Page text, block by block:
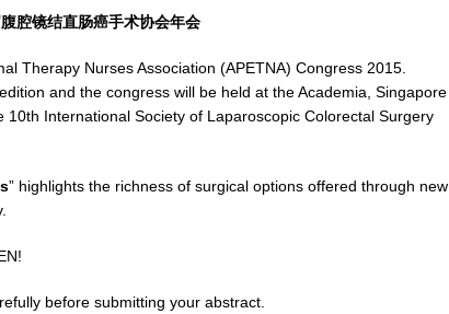
腔镜结直肠癌手术协会年会
Therapy Nurses Association (APETNA) Congress 2015.
and the congress will be held at the Academia, Singapore
International Society of Laparoscopic Colorectal Surgery
” highlights the richness of surgical options offered through new
before submitting your abstract.